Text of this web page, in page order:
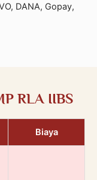
DANA, Gopay,
RLA IIBS
Biaya